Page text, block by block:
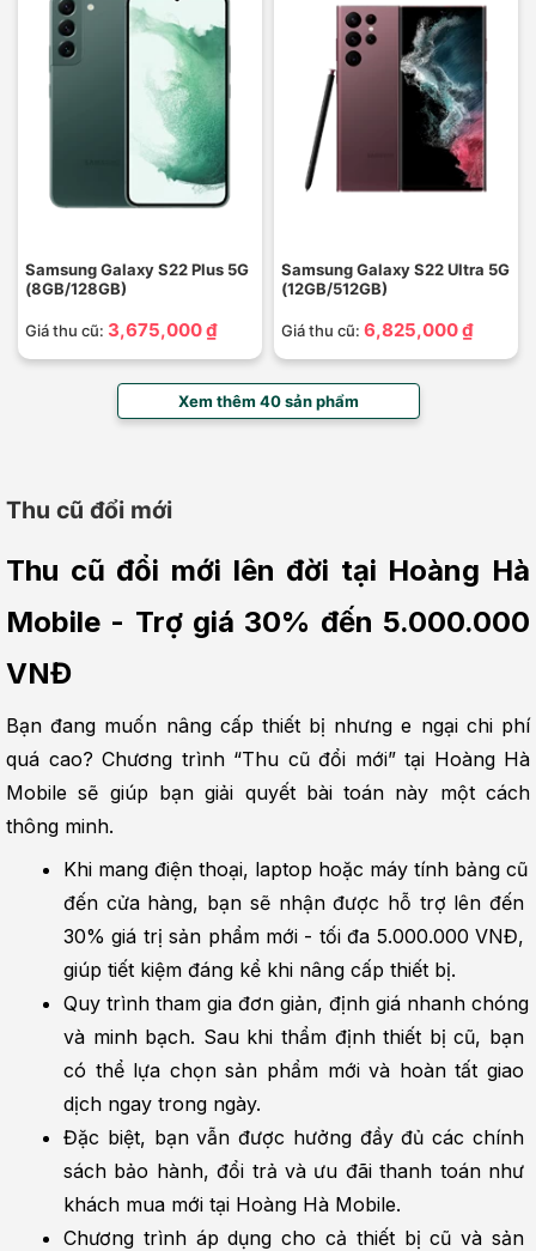
Samsung Galaxy S22 Plus 5G
(8GB/128GB)
Giá thu cũ: 3,675,000 ₫
Samsung Galaxy S22 Ultra 5G
(12GB/512GB)
Giá thu cũ: 6,825,000 ₫
Xem thêm 40 sản phẩm
Thu cũ đổi mới
Thu cũ đổi mới lên đời tại Hoàng Hà
Mobile - Trợ giá 30% đến 5.000.000
VNĐ
Bạn đang muốn nâng cấp thiết bị nhưng e ngại chi phí
quá cao? Chương trình “Thu cũ đổi mới” tại Hoàng Hà
Mobile sẽ giúp bạn giải quyết bài toán này một cách
thông minh.
Khi mang điện thoại, laptop hoặc máy tính bảng cũ
đến cửa hàng, bạn sẽ nhận được hỗ trợ lên đến
30% giá trị sản phẩm mới - tối đa 5.000.000 VNĐ,
giúp tiết kiệm đáng kể khi nâng cấp thiết bị.
Quy trình tham gia đơn giản, định giá nhanh chóng
và minh bạch. Sau khi thẩm định thiết bị cũ, bạn
có thể lựa chọn sản phẩm mới và hoàn tất giao
dịch ngay trong ngày.
Đặc biệt, bạn vẫn được hưởng đầy đủ các chính
sách bảo hành, đổi trả và ưu đãi thanh toán như
khách mua mới tại Hoàng Hà Mobile.
Chương trình áp dụng cho cả thiết bị cũ và sản